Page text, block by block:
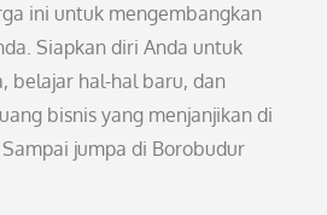
ini untuk mengembangkan
Siapkan diri Anda untuk
belajar hal-hal baru, dan
bisnis yang menjanjikan di
jumpa di Borobudur